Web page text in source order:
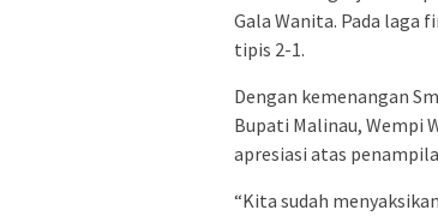
Gala Wanita. Pada laga
tipis 2-1.
Dengan kemenangan
Bupati Malinau, Wempi
apresiasi atas
“Kita sudah